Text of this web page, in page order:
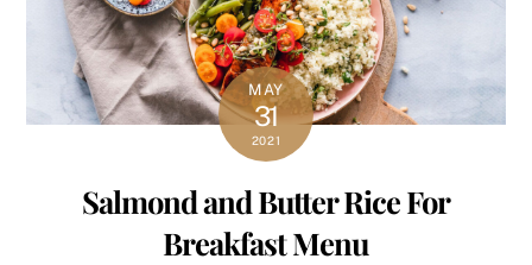
MAY
31
2021
Salmond and Butter Rice For
Breakfast Menu